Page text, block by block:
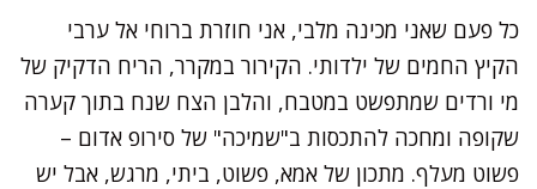
כל פעם שאני מכינה מלבי, אני חוזרת ברוחי אל ערבי
הקיץ החמים של ילדותי. הקירור במקרר, הריח הדקיק של
מי ורדים שמתפשט במטבח, והלבן הצח שנח בתוך קערה
שקופה ומחכה להתכסות ב"שמיכה" של סירופ אדום –
פשוט מעלף. מתכון של אמא, פשוט, ביתי, מרגש, אבל יש